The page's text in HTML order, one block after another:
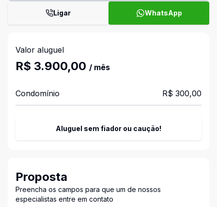
Ligar WhatsApp
Valor aluguel
R$ 3.900,00 / mês
Condomínio R$ 300,00
Aluguel sem fiador ou caução!
Proposta
Preencha os campos para que um de nossos
especialistas entre em contato